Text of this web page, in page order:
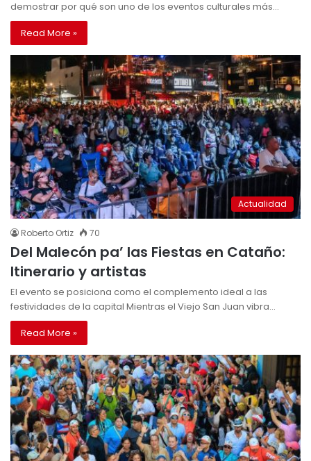
demostrar por qué son uno de los eventos culturales más…
Read More »
Actualidad
Roberto Ortiz 70
Del Malecón pa’ las Fiestas en Cataño:
Itinerario y artistas
El evento se posiciona como el complemento ideal a las
festividades de la capital Mientras el Viejo San Juan vibra…
Read More »